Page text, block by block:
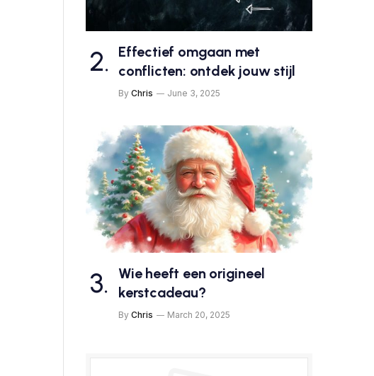
Effectief omgaan met
conflicten: ontdek jouw stijl
By Chris June 3, 2025
Wie heeft een origineel
kerstcadeau?
By Chris March 20, 2025